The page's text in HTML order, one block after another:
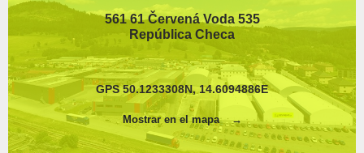
561 61 Červená Voda 535
República Checa
GPS 50.1233308N, 14.6094886E
Mostrar en el mapa